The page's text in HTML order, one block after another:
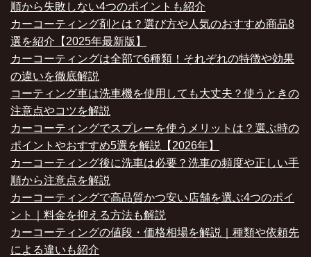
順から失敗しない4つのポイントも紹介
カーコーティング剤とは？選び方や人気のおすすめ商品8
選を紹介【2025年最新版】
カーコーティングは全部で6種類！それぞれの特徴や効果
の違いを徹底解説
コーティング車は洗車機を使用しても大丈夫？使うときの
注意点やコツを解説
カーコーティングでスプレーを使うメリットは？選ぶ時の
ポイントやおすすめ5選を解説【2026年】
カーコーティング後に洗車は必要？洗車の頻度や正しい手
順から注意点を解説
カーコーティングで高品質かつ安い店舗を選ぶ4つのポイ
ント｜料金を抑える方法も解説
カーコーティングの値段・価格相場を解説｜種類や依頼先
による違いも紹介